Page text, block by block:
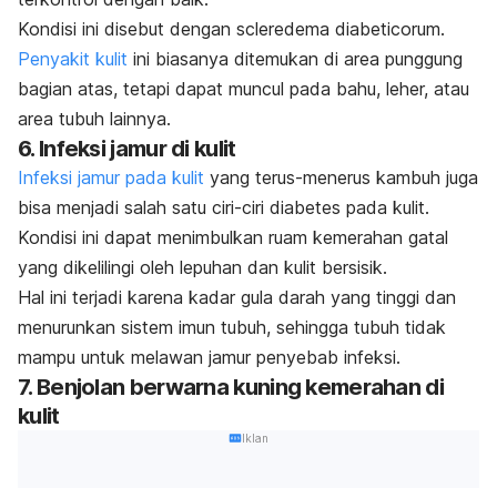
Kondisi ini disebut dengan scleredema diabeticorum.
Penyakit kulit ini biasanya ditemukan di area punggung
bagian atas, tetapi dapat muncul pada bahu, leher, atau
area tubuh lainnya.
6. Infeksi jamur di kulit
Infeksi jamur pada kulit yang terus-menerus kambuh juga
bisa menjadi salah satu ciri-ciri diabetes pada kulit.
Kondisi ini dapat menimbulkan ruam kemerahan gatal
yang dikelilingi oleh lepuhan dan kulit bersisik.
Hal ini terjadi karena kadar gula darah yang tinggi dan
menurunkan sistem imun tubuh, sehingga tubuh tidak
mampu untuk melawan jamur penyebab infeksi.
7. Benjolan berwarna kuning kemerahan di
kulit
Iklan